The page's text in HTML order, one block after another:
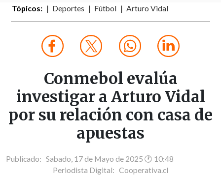
Tópicos: Deportes Fútbol Arturo Vidal
Conmebol evalúa
investigar a Arturo Vidal
por su relación con casa de
apuestas
Publicado: Sabado, 17 de Mayo de 2025 🕐 10:48
Periodista Digital: Cooperativa.cl